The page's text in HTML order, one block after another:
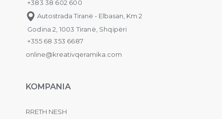
+383 38 602 600
Autostrada Tiranë - Elbasan, Km 2
Godina 2, 1003 Tiranë, Shqipëri
+355 68 353 6687
online@kreativqeramika.com
KOMPANIA
RRETH NESH